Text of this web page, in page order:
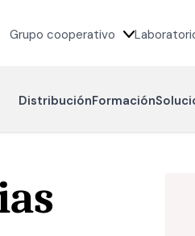
Grupo cooperativo
DistribuciónFormación